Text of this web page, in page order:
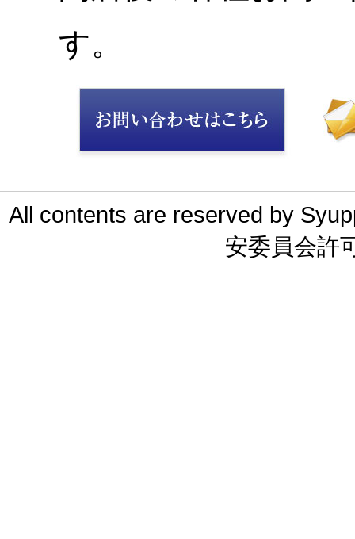
す。
All contents are reserved by
安委員会許